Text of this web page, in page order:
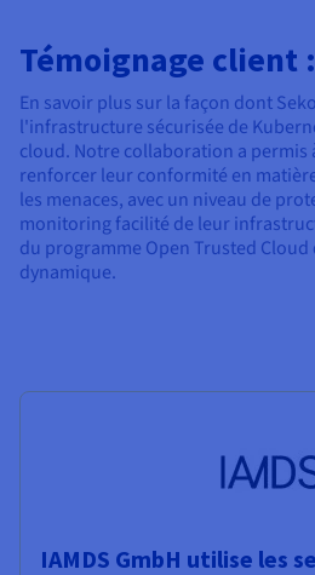
Témoignage client
En savoir plus sur la façon dont
l'infrastructure sécurisée de
cloud. Notre collaboration a permis
renforcer leur conformité en
les menaces, avec un niveau de
monitoring facilité de leur
du programme Open Trusted
dynamique.
IAMDS GmbH utilise les